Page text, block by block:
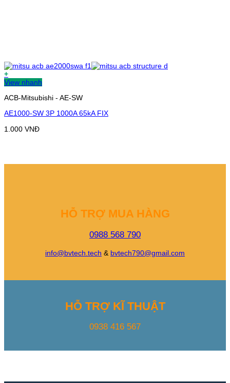
+
View nhanh
ACB-Mitsubishi - AE-SW
AE1000-SW 3P 1000A 65kA FIX
1.000 VNĐ
HỖ TRỢ MUA HÀNG
0988 568 790
info@bvtech.tech & bvtech790@gmail.com
HỖ TRỢ KĨ THUẬT
0938 416 567